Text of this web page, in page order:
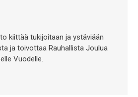
kiittää tukijoitaan ja ystäviään
ja toivottaa Rauhallista Joulua
Vuodelle.